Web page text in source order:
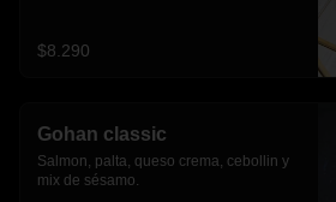
$8.290
Gohan classic
Salmon, palta, queso crema, cebollin y
mix de sésamo.